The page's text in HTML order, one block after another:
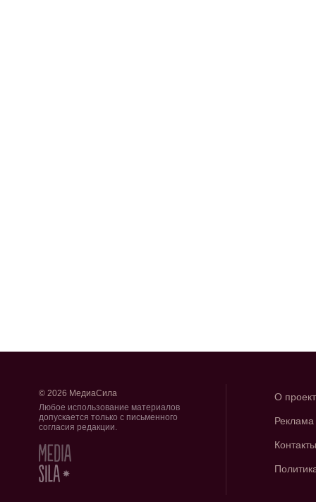
© 2026 МедиаСила
Любое использование материалов
допускается только с письменного
согласия редакции.
О
Реклама
Контакты